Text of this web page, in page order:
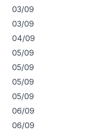
03/09
03/09
04/09
05/09
05/09
05/09
05/09
06/09
06/09